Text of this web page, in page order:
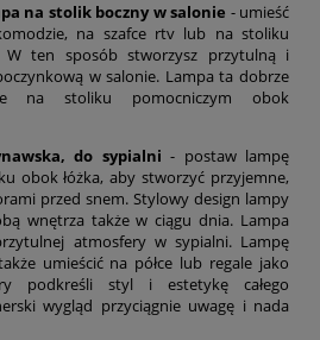
na stolik boczny w salonie - umieść
na szafce rtv lub na stoliku
ten sposób stworzysz przytulną i
w salonie. Lampa ta dobrze
na stoliku pomocniczym obok
do sypialni - postaw lampę
obok łóżka, aby stworzyć przyjemne,
przed snem. Stylowy design lampy
wnętrza także w ciągu dnia. Lampa
atmosfery w sypialni. Lampę
umieścić na półce lub regale jako
podkreśli styl i estetykę całego
wygląd przyciągnie uwagę i nada